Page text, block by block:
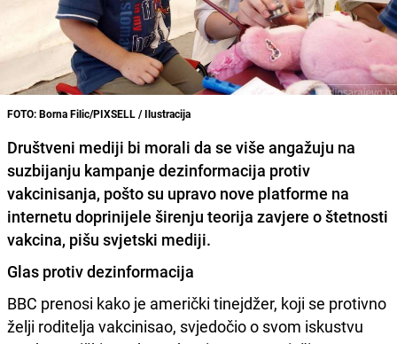
FOTO: Borna Filic/PIXSELL / Ilustracija
Društveni mediji bi morali da se više angažuju na
suzbijanju kampanje dezinformacija protiv
vakcinisanja, pošto su upravo nove platforme na
internetu doprinijele širenju teorija zavjere o štetnosti
vakcina, pišu svjetski mediji.
Glas protiv dezinformacija
BBC prenosi kako je američki tinejdžer, koji se protivno
želji roditelja vakcinisao, svjedočio o svom iskustvu